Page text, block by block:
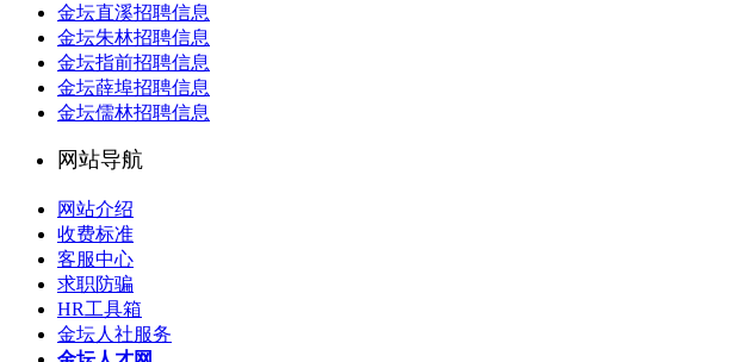
金坛直溪招聘信息
金坛朱林招聘信息
金坛指前招聘信息
金坛薛埠招聘信息
金坛儒林招聘信息
网站导航
网站介绍
收费标准
客服中心
求职防骗
HR工具箱
金坛人社服务